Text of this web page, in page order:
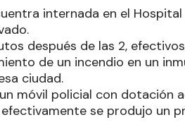
internada en el
después de las 2,
de un incendio en un
ciudad.
móvil policial con dotación
se produjo un